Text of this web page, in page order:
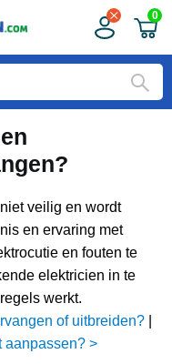
0
veilig en wordt
en ervaring met
en fouten te
elektricien in te
werkt.
of uitbreiden?|
aanpassen? >